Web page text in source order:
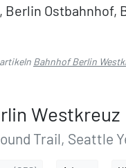
Berlin
Bahnhof Berlin
Westkreuz
Trail, Seattle